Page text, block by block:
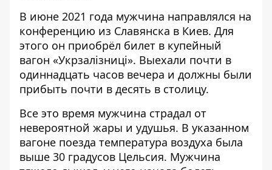
В июне 2021 года мужчина направлялся на
конференцию из Славянска в Киев. Для
этого он приобрёл билет в купейный
вагон «Укрзалізниці». Выехали почти в
одиннадцать часов вечера и должны были
прибыть почти в десять в столицу.
Все это время мужчина страдал от
невероятной жары и удушья. В указанном
вагоне поезда температура воздуха была
выше 30 градусов Цельсия. Мужчина